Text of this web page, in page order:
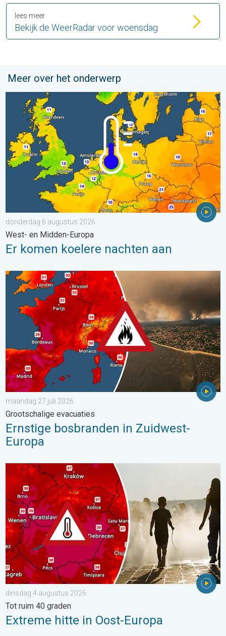
Bekijk de WeerRadar voor woensdag
lees meer
Meer over het onderwerp
Er komen koelere nachten aan. West- en Midden-Europa. . .
donderdag 6 augustus 2026
West- en Midden-Europa
Er komen koelere nachten aan
Ernstige bosbranden in Zuidwest-Europa. Grootschalige
maandag 27 juli 2026
Grootschalige evacuaties
Ernstige bosbranden in Zuidwest-
Europa
Extreme hitte in Oost-Europa. Tot ruim 40 graden. . . dinsdag
dinsdag 4 augustus 2026
Tot ruim 40 graden
Extreme hitte in Oost-Europa